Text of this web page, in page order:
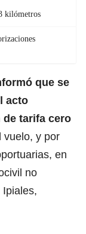
kilómetros
que se
acto
tarifa cero
vuelo, y por
en
no